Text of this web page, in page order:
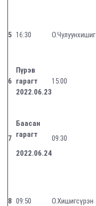
5 16:30 О.Чулуунхишиг
6
Пүрэв
гарагт
2022.06.23
15:00
7
Баасан
гарагт
2022.06.24
09:30
8 09:50 О.Хишигсүрэн